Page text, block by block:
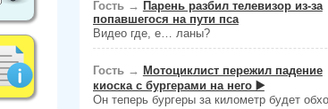
Гость → Парень разбил телевизор из-за
попавшегося на пути пса
Видео где, е… ланы?
Гость → Мотоциклист пережил падение
киоска с бургерами на него ▶️
Он теперь бургеры за километр будет